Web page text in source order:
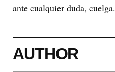
ante cualquier duda, cuelga.
AUTHOR